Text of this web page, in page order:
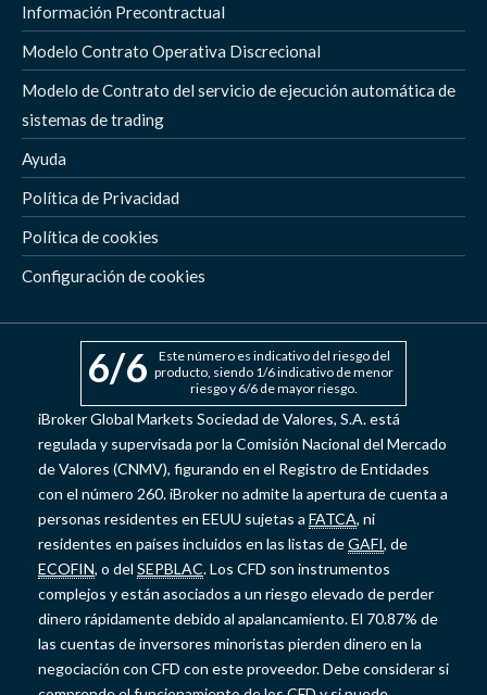
Información Precontractual
Modelo Contrato Operativa Discrecional
Modelo de Contrato del servicio de ejecución automática de
sistemas de trading
Ayuda
Política de Privacidad
Política de cookies
Configuración de cookies
6/6
Este número es indicativo del riesgo del
producto, siendo 1/6 indicativo de menor
riesgo y 6/6 de mayor riesgo.
iBroker Global Markets Sociedad de Valores, S.A. está
regulada y supervisada por la Comisión Nacional del Mercado
de Valores (CNMV), figurando en el Registro de Entidades
con el número 260. iBroker no admite la apertura de cuenta a
personas residentes en EEUU sujetas a FATCA, ni
residentes en países incluidos en las listas deGAFI, de
ECOFIN, o del SEPBLAC. Los CFD son instrumentos
complejos y están asociados a un riesgo elevado de perder
dinero rápidamente debido al apalancamiento. El 70.87% de
las cuentas de inversores minoristas pierden dinero en la
negociación con CFD con este proveedor. Debe considerar si